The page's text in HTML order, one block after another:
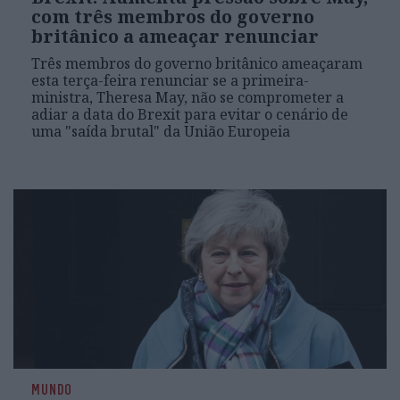
com três membros do governo
britânico a ameaçar renunciar
Três membros do governo britânico ameaçaram
esta terça-feira renunciar se a primeira-
ministra, Theresa May, não se comprometer a
adiar a data do Brexit para evitar o cenário de
uma "saída brutal" da União Europeia
MUNDO